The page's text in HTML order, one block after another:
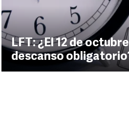
LFT: ¿El 12 de
descanso